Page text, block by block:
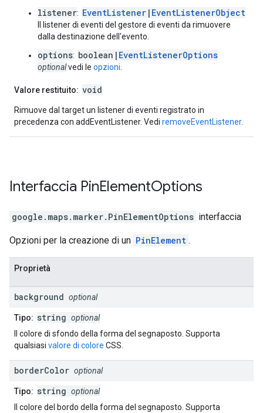
listener: EventListener | EventListenerObject
Il listener di eventi del gestore di eventi da rimuovere
dalla destinazione dell'evento.
options: boolean| EventListenerOptions
optionalvedi le opzioni.
Valore restituito: void
Rimuove dal target un listener di eventi registrato in
precedenza con addEventListener. Vedi removeEventListener.
Interfaccia PinElementOptions
google.maps.marker. PinElementOptions interfaccia
Opzioni per la creazione di un PinElement .
Proprietà
background optional
Tipo: string optional
Il colore di sfondo della forma del segnaposto. Supporta
qualsiasi valore di colore CSS.
borderColor optional
Tipo: string optional
Il colore del bordo della forma del segnaposto. Supporta